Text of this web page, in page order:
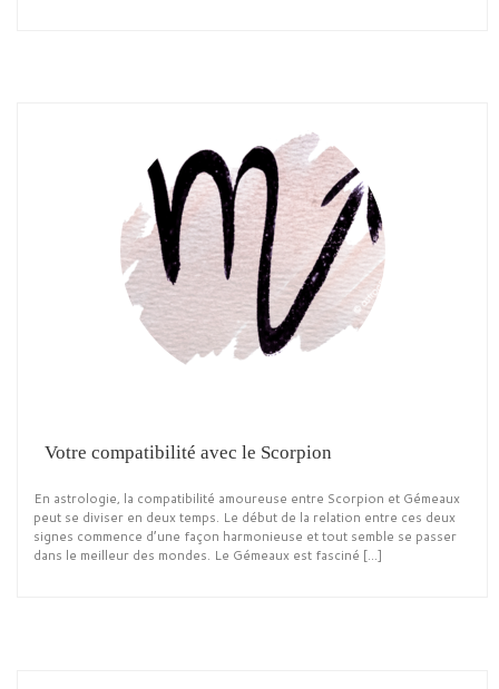
Votre compatibilité avec le Scorpion
En astrologie, la compatibilité amoureuse entre Scorpion et Gémeaux
peut se diviser en deux temps. Le début de la relation entre ces deux
signes commence d’une façon harmonieuse et tout semble se passer
dans le meilleur des mondes. Le Gémeaux est fasciné […]